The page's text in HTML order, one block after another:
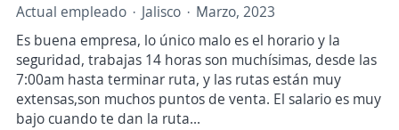
Actual empleado Jalisco
Marzo, 2023
Es buena empresa, lo único malo es el horario y la
seguridad, trabajas 14 horas son muchísimas, desde las
7:00am hasta terminar ruta, y las rutas están muy
extensas,son muchos puntos de venta. El salario es muy
bajo cuando te dan la ruta...